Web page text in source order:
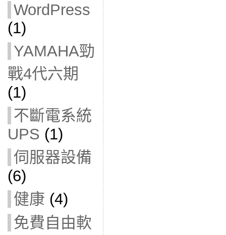
WordPress
(1)
YAMAHA勁
戰4代六期
(1)
不斷電系統
UPS (1)
伺服器設備
(6)
健康 (4)
免費自由軟